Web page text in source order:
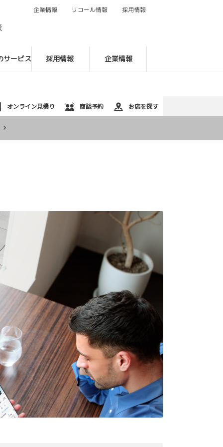
サービス 採用情報 企業情報
企業情報 リコール情報 採用情報
オンライン見積り 商談予約 お店を探す